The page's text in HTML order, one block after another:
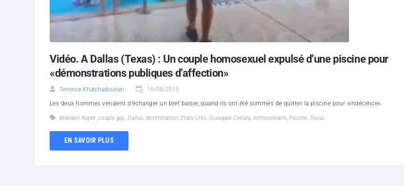
Vidéo. A Dallas (Texas) : Un couple homosexuel expulsé d’une piscine pour
«démonstrations publiques d’affection»
Terrence Khatchadourian 16/08/2015
Les deux hommes venaient d'échanger un bref baiser, quand ils ont été sommés de quitter la piscine pour «indécence».
Brandon Roper, couple gay, Dallas, dicrimination, Etats-Unis, Giuseppe Cellura, homosexuels, Piscine, Texas
EN SAVOIR PLUS